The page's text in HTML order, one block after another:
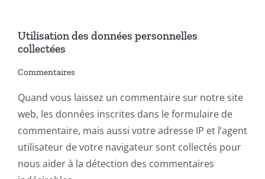
Utilisation des données personnelles
collectées
Commentaires
Quand vous laissez un commentaire sur notre site
web, les données inscrites dans le formulaire de
commentaire, mais aussi votre adresse IP et l’agent
utilisateur de votre navigateur sont collectés pour
nous aider à la détection des commentaires